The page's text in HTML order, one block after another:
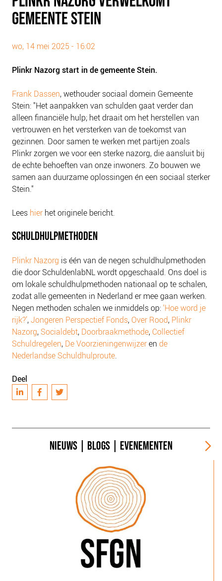
PLINKR NAZORG
SOCIALDEBT
DE VOORZIENINGENWIJZER
OVER ONS
VISIE EN MISSIE
HET TEAM
ONZE PARTNERS
IN DE MEDIA
GEMEENTE STEIN
wo, 14 mei 2025 - 16:02
Plinkr Nazorg start in de gemeente Stein.
Frank Dassen, wethouder sociaal domein Gemeente
Stein: "Het aanpakken van schulden gaat verder dan
alleen financiële hulp; het draait om het herstellen van
vertrouwen en het versterken van de toekomst van
gezinnen. Door samen te werken met partijen zoals
Plinkr zorgen we voor een sterke nazorg, die aansluit bij
de echte behoeften van onze inwoners. Zo bouwen we
samen aan duurzame oplossingen én een sociaal sterker
Stein."
Lees hierhet originele bericht.
SCHULDHULPMETHODEN
Plinkr Nazorg is één van de negen schuldhulpmethoden
die door SchuldenlabNL wordt opgeschaald. Ons doel is
om lokale schuldhulpmethoden nationaal op te schalen,
zodat alle gemeenten in Nederland er mee gaan werken.
Negen methoden schalen we inmiddels op:‘Hoe word je
rijk?’,Jongeren Perspectief Fonds, Over Rood, Plinkr
Nazorg, Socialdebt, Doorbraakmethode, Collectief
Schuldregelen, De Voorzieningenwijzeren de
Nederlandse Schuldhulproute.
Deel
NIEUWS BLOGS EVENEMENTEN